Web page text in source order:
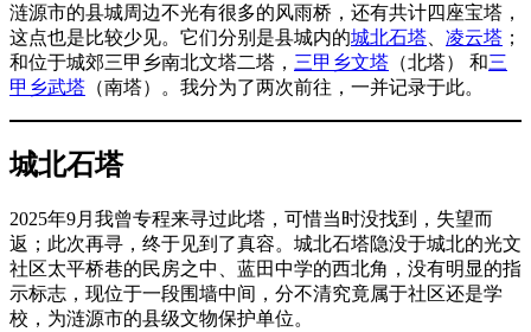
涟源市的县城周边不光有很多的风雨桥，还有共计四座宝塔，
这点也是比较少见。它们分别是县城内的城北石塔 凌云塔 ；
和位于城郊三甲乡南北文塔二塔， 三甲乡文塔 （北塔） 和三
甲乡武塔 （南塔）。我分为了两次前往，一并记录于此。
城北石塔
2025年9月我曾专程来寻过此塔，可惜当时没找到，失望而
返；此次再寻，终于见到了真容。城北石塔隐没于城北的光文
社区太平桥巷的民房之中、蓝田中学的西北角，没有明显的指
示标志，现位于一段围墙中间，分不清究竟属于社区还是学
校，为涟源市的县级文物保护单位。